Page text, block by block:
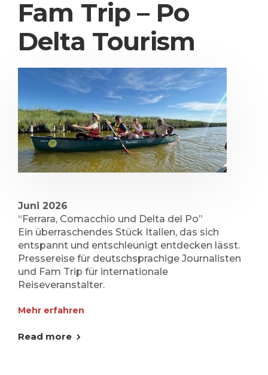
Fam Trip – Po
Delta Tourism
Juni 2026
“Ferrara, Comacchio und Delta del Po”
Ein überraschendes Stück Italien, das sich
entspannt und entschleunigt entdecken lässt.
Pressereise für deutschsprachige Journalisten
und Fam Trip für internationale
Reiseveranstalter.
Mehr erfahren
Read more